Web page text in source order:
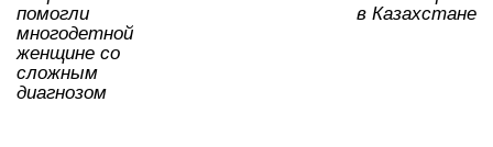
помогли
многодетной
женщине со
сложным
диагнозом
в Казахстане